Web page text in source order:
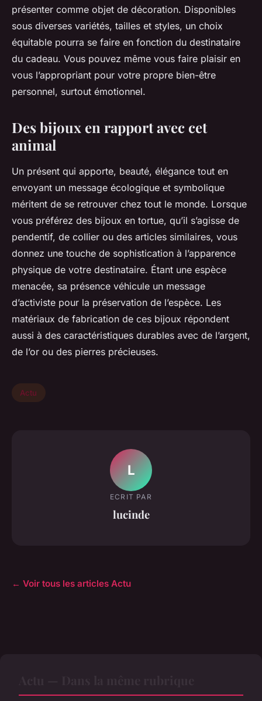
présenter comme objet de décoration. Disponibles
sous diverses variétés, tailles et styles, un choix
équitable pourra se faire en fonction du destinataire
du cadeau. Vous pouvez même vous faire plaisir en
vous l’appropriant pour votre propre bien-être
personnel, surtout émotionnel.
Des bijoux en rapport avec cet
animal
Un présent qui apporte, beauté, élégance tout en
envoyant un message écologique et symbolique
méritent de se retrouver chez tout le monde. Lorsque
vous préférez des bijoux en tortue, qu’il s’agisse de
pendentif, de collier ou des articles similaires, vous
donnez une touche de sophistication à l’apparence
physique de votre destinataire. Étant une espèce
menacée, sa présence véhicule un message
d’activiste pour la préservation de l’espèce. Les
matériaux de fabrication de ces bijoux répondent
aussi à des caractéristiques durables avec de l’argent,
de l’or ou des pierres précieuses.
Actu
L
ECRIT PAR
lucinde
← Voir tous les articles Actu